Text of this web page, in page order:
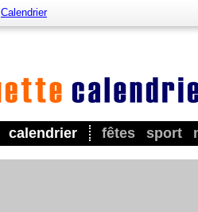
calendrier fêtes sport
Calendrier